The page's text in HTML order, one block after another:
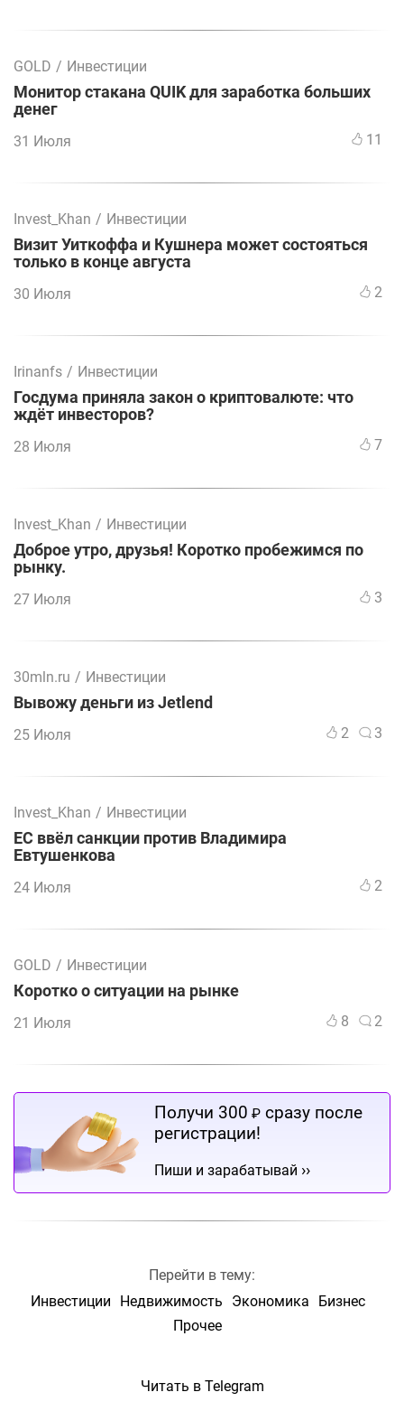
GOLD / Инвестиции
Монитор стакана QUIK для заработка больших
денег
31 Июля 11
Invest_Khan / Инвестиции
Визит Уиткоффа и Кушнера может состояться
только в конце августа
30 Июля 2
Irinanfs / Инвестиции
Госдума приняла закон о криптовалюте: что
ждёт инвесторов?
28 Июля 7
Invest_Khan / Инвестиции
Доброе утро, друзья! Коротко пробежимся по
рынку.
27 Июля 3
30mln.ru / Инвестиции
Вывожу деньги из Jetlend
25 Июля 2 3
Invest_Khan / Инвестиции
ЕС ввёл санкции против Владимира
Евтушенкова
24 Июля 2
GOLD / Инвестиции
Коротко о ситуации на рынке
21 Июля 8 2
Получи 300 ₽ сразу после
регистрации!
Пиши и зарабатывай ››
Перейти в тему:
Инвестиции
Недвижимость Экономика
Бизнес
Прочее
Читать в Telegram